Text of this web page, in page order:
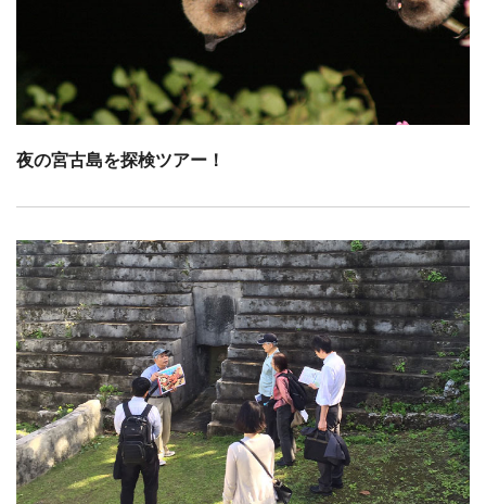
夜の宮古島を探検ツアー！